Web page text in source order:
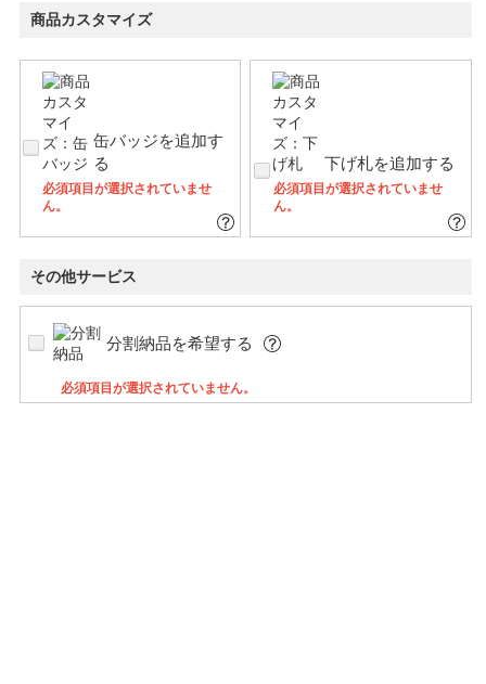
商品カスタマイズ
缶バッジを追加す
る
必須項目が選択されていませ
ん。
下げ札を追加する
必須項目が選択されていませ
ん。
その他サービス
分割納品を希望する
必須項目が選択されていません。